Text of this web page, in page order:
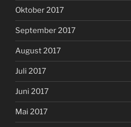
Oktober 2017
September 2017
August 2017
Juli 2017
Juni 2017
Mai 2017